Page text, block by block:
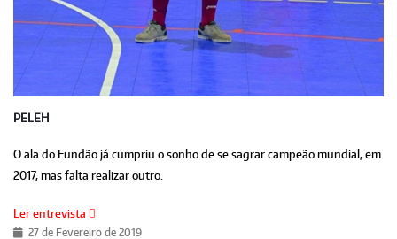
PELEH
O ala do Fundão já cumpriu o sonho de se sagrar campeão mundial, em
2017, mas falta realizar outro.
Ler entrevista
27 de Fevereiro de 2019